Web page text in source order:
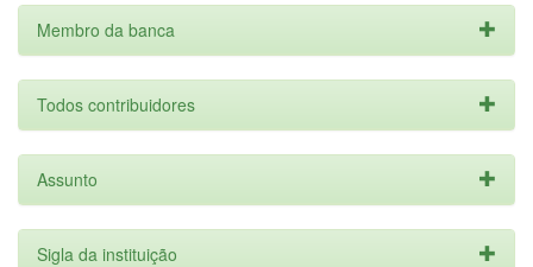
Membro da banca
Todos contribuidores
Assunto
Sigla da instituição